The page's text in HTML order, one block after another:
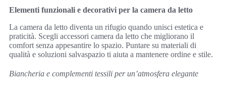
Elementi funzionali e decorativi per la camera da letto
La camera da letto diventa un rifugio quando unisci estetica e
praticità. Scegli accessori camera da letto che migliorano il
comfort senza appesantire lo spazio. Puntare su materiali di
qualità e soluzioni salvaspazio ti aiuta a mantenere ordine e stile.
Biancheria e complementi tessili per un’atmosfera elegante